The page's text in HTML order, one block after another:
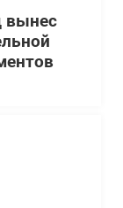
вынес